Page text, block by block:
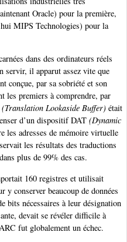
Oracle) pour la première,
MIPS Technologies) pour la
dans des ordinateurs réels
servir, il apparut assez vite que
conçue, par sa sobriété et son
les premiers à comprendre, par
(Translation Lookaside Buffer) était
d’un dispositif DAT (Dynamic
les adresses de mémoire virtuelle
les résultats des traductions
plus de 99% des cas.
160 registres et utilisait
y conserver beaucoup de données
bits nécessaires à leur désignation
devait se révéler difficile à
fut globalement un échec.